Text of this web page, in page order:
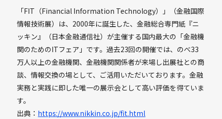
「FIT（Financial Information Technology）」（金融国際
情報技術展）は、2000年に誕生した、金融総合専門紙『ニ
ッキン』（日本金融通信社）が主催する国内最大の「金融機
関のためのITフェア」です。過去23回の開催では、のべ33
万人以上の金融機関、金融機関関係者が来場し出展社との商
談、情報交換の場として、ご活用いただいております。金融
実務と実践に即した唯一の展示会として高い評価を得ていま
す。
出典： https://www.nikkin.co.jp/fit.html